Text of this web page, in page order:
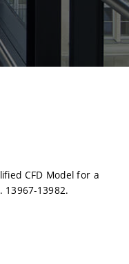
CFD Model for a
13967-13982.